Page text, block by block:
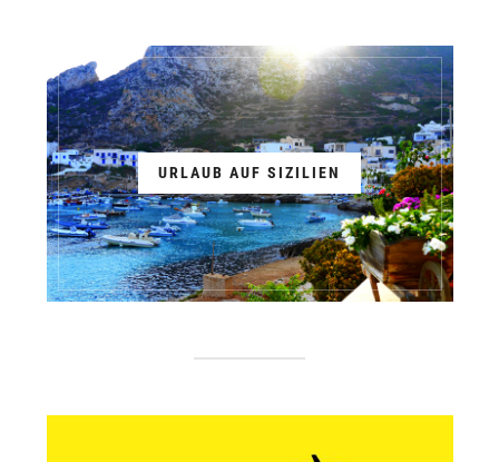
URLAUB AUF SIZILIEN